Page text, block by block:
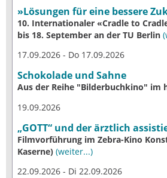
»Lösungen für eine bessere
10. Internationaler «Cradle to
bis 18. September an der TU Berlin
17.09.2026 - Do 17.09.2026
Schokolade und Sahne
Aus der Reihe "Bilderbuchkino" im
19.09.2026
„GOTT“ und der ärztlich
Filmvorführung im Zebra-Kino
Kaserne) (weiter...)
22.09.2026 - Di 22.09.2026